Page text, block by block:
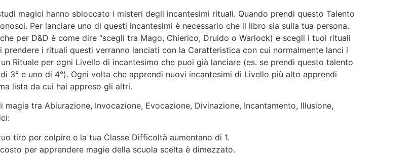
magici hanno sbloccato i misteri degli incantesimi rituali. Quando prendi questo Talento
Per lanciare uno di questi incantesimi è necessario che il libro sia sulla tua persona.
per D&D è come dire “scegli tra Mago, Chierico, Druido o Warlock) e scegli i tuoi rituali
i rituali questi verranno lanciati con la Caratteristica con cui normalmente lanci i
Rituale per ogni Livello di incantesimo che puoi già lanciare (es. se prendi questo talento
3° e uno di 4°). Ogni volta che apprendi nuovi incantesimi di Livello più alto apprendi
lista da cui hai appreso gli altri.
magia tra Abiurazione, Invocazione, Evocazione, Divinazione, Incantamento, Illusione,
tiro per colpire e la tua Classe Difficoltà aumentano di 1.
per apprendere magie della scuola scelta è dimezzato.